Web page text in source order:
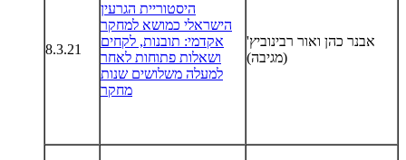
אבנר כהן ואור רבינוביץ'
(מגיבה)
היסטוריית הגרעין
הישראלי כמושא למחקר
אקדמי: תובנות, לקחים
ושאלות פתוחות לאחר
למעלה משלושים שנות
מחקר
8.3.21